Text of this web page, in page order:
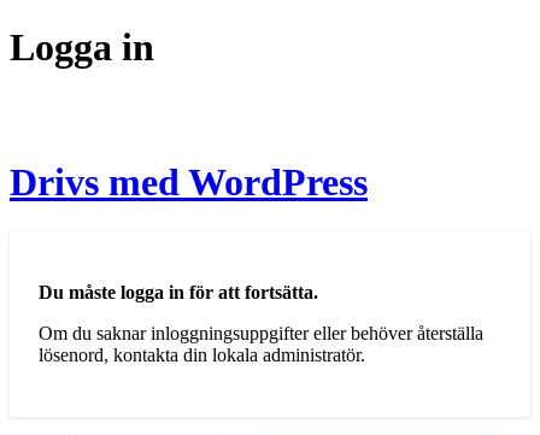
Logga in
Drivs med WordPress
Du måste logga in för att fortsätta.
Om du saknar inloggningsuppgifter eller behöver återställa
lösenord, kontakta din lokala administratör.